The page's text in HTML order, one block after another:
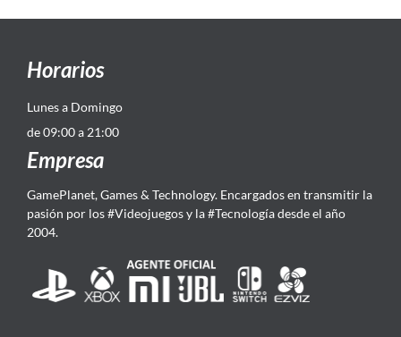
Horarios
Lunes a Domingo
de 09:00 a 21:00
Empresa
GamePlanet, Games & Technology. Encargados en transmitir la
pasión por los #Videojuegos y la #Tecnología desde el año
2004.